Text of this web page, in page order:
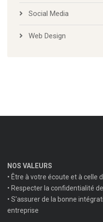
Social Media
Web Design
NOS VALEURS
• Être à votre écoute et à celle
• Respecter la confidentialité
• S'assurer de la bonne
entreprise